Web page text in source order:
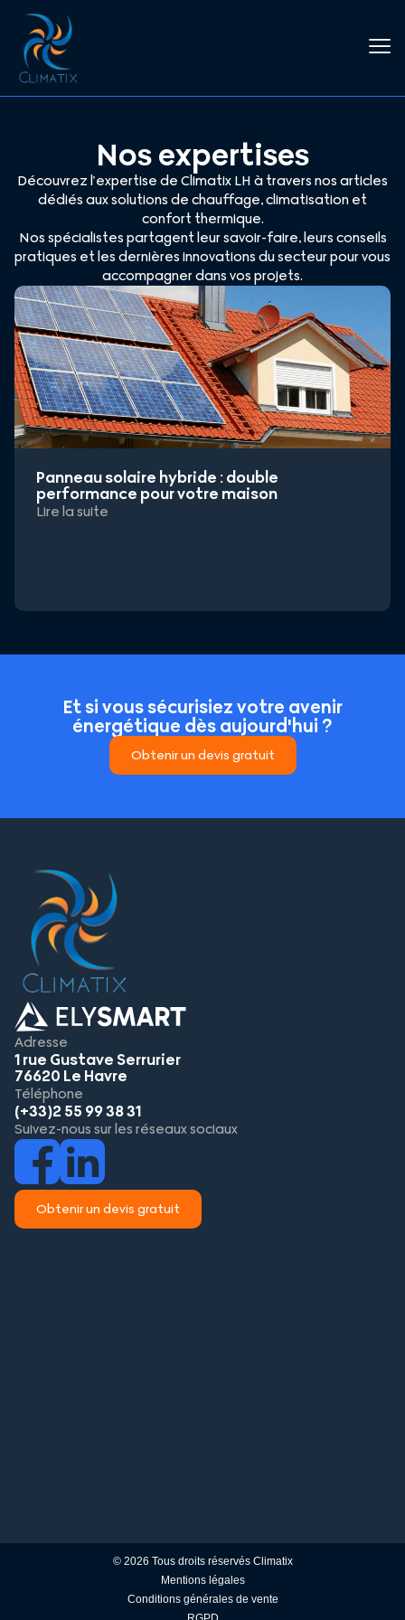
Nos expertises
Découvrez l’expertise de Climatix LH à travers nos articles
dédiés aux solutions de chauffage, climatisation et
confort thermique.
Nos spécialistes partagent leur savoir-faire, leurs conseils
pratiques et les dernières innovations du secteur pour vous
accompagner dans vos projets.
Panneau solaire hybride : double
performance pour votre maison
Lire la suite
Et si vous sécurisiez votre avenir
énergétique dès aujourd'hui ?
Obtenir un devis gratuit
Adresse
1 rue Gustave Serrurier
76620 Le Havre
Téléphone
(+33)2 55 99 38 31
Suivez-nous sur les réseaux sociaux
Obtenir un devis gratuit
© 2026 Tous droits réservés Climatix
Mentions légales
Conditions générales de vente